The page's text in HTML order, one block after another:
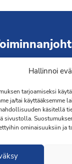
Hallinnoi
tarjoamiseksi
ja/tai käyttääksemme
käsitellä
sivustolla.
ominaisuuksiin ja
Järvinen
501 4176